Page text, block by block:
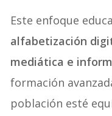
Este enfoque
alfabetización
mediática e
formación
población esté